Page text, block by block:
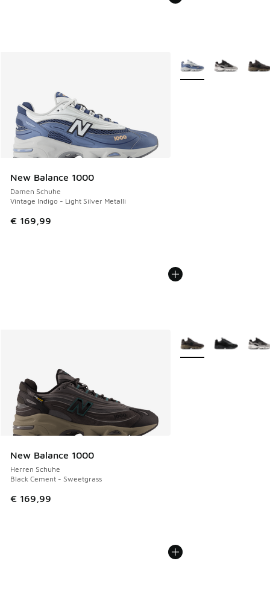
New Balance 1000
Damen Schuhe
Vintage Indigo - Light Silver Metalli
€ 169,99
Weitere Farben
New Balance 1000
Herren Schuhe
Black Cement - Sweetgrass
€ 169,99
Weitere Farben